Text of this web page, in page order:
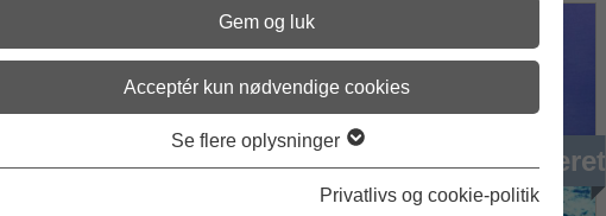
Gem og luk
Acceptér kun nødvendige cookies
Se flere oplysninger
Privatlivs og cookie-politik
Arkiveret